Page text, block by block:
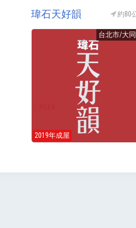
瑋石天好韻 約80
台北市/大
2019年成屋